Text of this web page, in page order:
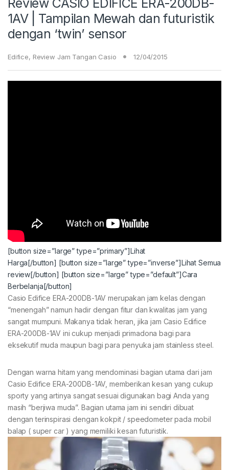
Review CASIO EDIFICE ERA-200DB-
1AV | Tampilan Mewah dan futuristik
dengan ‘twin’ sensor
Edifice, Review Jam Tangan Casio 12/04/2015
[button size=”large” type=”primary”]Lihat
Harga[/button] [button size=”large” type=”inverse”]Lihat Semua
review[/button] [button size=”large” type=”default”]Cara
Berbelanja[/button]
Casio Edifice ERA-200DB-1AV merupakan jam kelas dengan
“menengah” namun hadir dengan fitur dan kwalitas jam yang
sangat mumpuni. Makanya tidak heran, jika jam Casio Edifice
ERA-200DB-1AV ini cukup menjadi primadona bagi para
eksekutif muda maupun bagi para penyuka jam stainless steel.
Dengan warna hitam yang mendominasi bagian utama dari jam
Casio Edifice ERA-200DB-1AV, memberikan kesan yang cukup
sporty yang artinya sangat sesuai digunakan bagi Anda yang
masih “berjiwa muda”. Bagian utama jam ini sendiri dibuat
dengan terinspirasi dengan kokpit / speedometer pada mobil
balap ( super car ) yang memiliki kesan futuristik.